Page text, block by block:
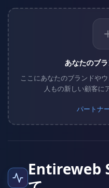
あなたのブ
ここにあなたのブランドや
人もの新しい顧客に
パートナ
Entireweb